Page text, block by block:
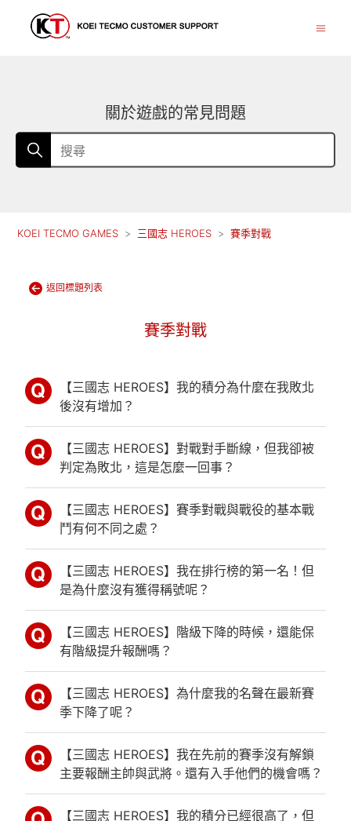
關於遊戲的常見問題
KOEI TECMO GAMES 三國志 HEROES 賽季對戰
返回標題列表
賽季對戰
【三國志 HEROES】我的積分為什麼在我敗北
後沒有增加？
【三國志 HEROES】對戰對手斷線，但我卻被
判定為敗北，這是怎麼一回事？
【三國志 HEROES】賽季對戰與戰役的基本戰
鬥有何不同之處？
【三國志 HEROES】我在排行榜的第一名！但
是為什麼沒有獲得稱號呢？
【三國志 HEROES】階級下降的時候，還能保
有階級提升報酬嗎？
【三國志 HEROES】為什麼我的名聲在最新賽
季下降了呢？
【三國志 HEROES】我在先前的賽季沒有解鎖
主要報酬主帥與武將。還有入手他們的機會嗎？
【三國志 HEROES】我的積分已經很高了，但